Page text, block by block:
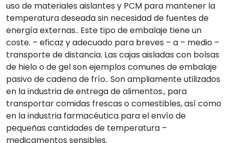
uso de materiales aislantes y PCM para mantener la
temperatura deseada sin necesidad de fuentes de
energía externas.. Este tipo de embalaje tiene un
coste. – eficaz y adecuado para breves – a – medio –
transporte de distancia. Las cajas aisladas con bolsas
de hielo o de gel son ejemplos comunes de embalaje
pasivo de cadena de frío.. Son ampliamente utilizados
en la industria de entrega de alimentos., para
transportar comidas frescas o comestibles, así como
en la industria farmacéutica para el envío de
pequeñas cantidades de temperatura –
medicamentos sensibles.